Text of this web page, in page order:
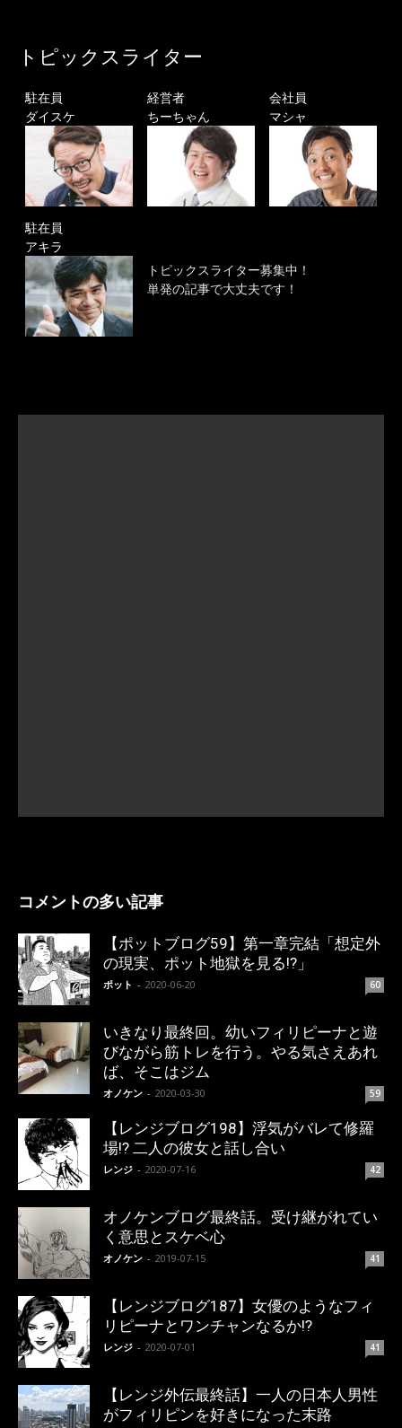
トピックスライター
駐在員
ダイスケ
経営者
ちーちゃん
会社員
マシャ
駐在員
アキラ
トピックスライター募集中！
単発の記事で大丈夫です！
コメントの多い記事
【ポットブログ59】第一章完結「想定外
の現実、ポット地獄を見る!?」
ポット - 2020-06-20 60
いきなり最終回。幼いフィリピーナと遊
びながら筋トレを行う。やる気さえあれ
ば、そこはジム
オノケン - 2020-03-30 59
【レンジブログ198】浮気がバレて修羅
場!? 二人の彼女と話し合い
レンジ - 2020-07-16 42
オノケンブログ最終話。受け継がれてい
く意思とスケベ心
オノケン - 2019-07-15 41
【レンジブログ187】女優のようなフィ
リピーナとワンチャンなるか!?
レンジ - 2020-07-01 41
【レンジ外伝最終話】一人の日本人男性
がフィリピンを好きになった末路